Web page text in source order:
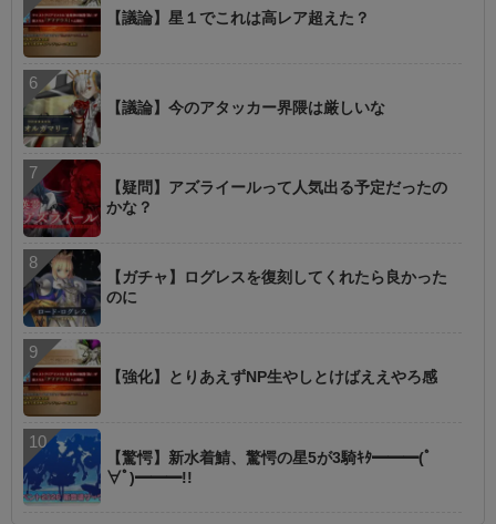
【議論】星１でこれは高レア超えた？
【議論】今のアタッカー界隈は厳しいな
【疑問】アズライールって人気出る予定だったの
かな？
【ガチャ】ログレスを復刻してくれたら良かった
のに
【強化】とりあえずNP生やしとけばええやろ感
【驚愕】新水着鯖、驚愕の星5が3騎ｷﾀ━━━(ﾟ
∀ﾟ)━━━!!